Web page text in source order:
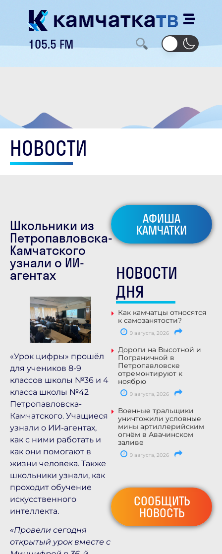
105.5 FM
НОВОСТИ
Школьники из
Петропавловска-
Камчатского
узнали о ИИ-
агентах
«Урок цифры» прошёл
для учеников 8-9
классов школы №36 и 4
класса школы №42
Петропавловска-
Камчатского. Учащиеся
узнали о ИИ-агентах,
как с ними работать и
как они помогают в
жизни человека. Также
школьники узнали, как
проходит обучение
искусственного
интеллекта.
«Провели сегодня
открытый урок вместе с
АФИША
КАМЧАТКИ
НОВОСТИ
ДНЯ
Как камчатцы относятся
к самозанятости?
9 августа, 2026
Дороги на Высотной и
Пограничной в
Петропавловске
отремонтируют к
ноябрю
9 августа, 2026
Военные тральщики
уничтожили условные
мины артиллерийским
огнём в Авачинском
заливе
9 августа, 2026
СООБЩИТЬ
НОВОСТЬ